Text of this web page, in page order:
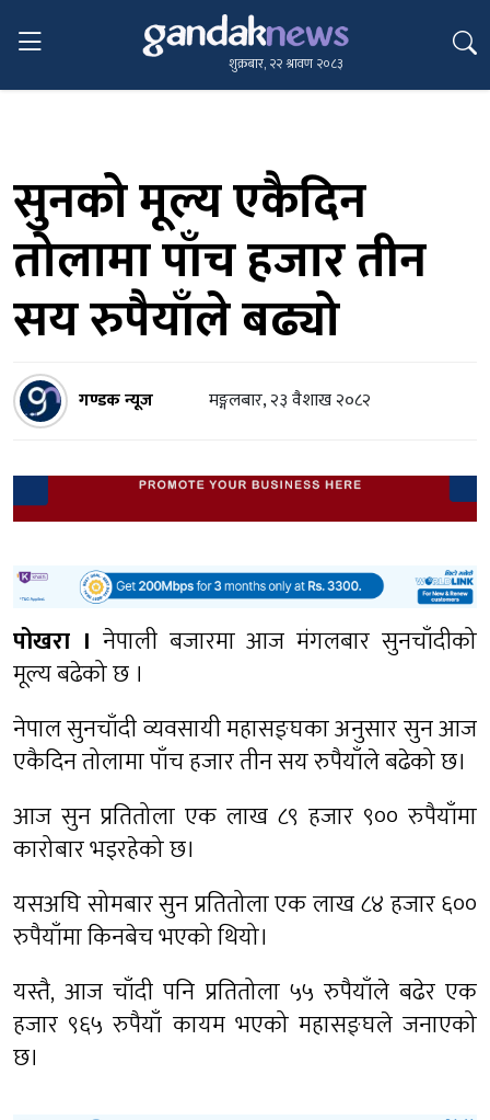
शुक्रबार, २२ श्रावण २०८३
सुनको मूल्य एकैदिन
तोलामा पाँच हजार तीन
सय रुपैयाँले बढ्यो
गण्डक न्यूज मङ्गलबार, २३ वैशाख २०८२
पोखरा । नेपाली बजारमा आज मंगलबार सुनचाँदीको
मूल्य बढेको छ ।
नेपाल सुनचाँदी व्यवसायी महासङ्घका अनुसार सुन आज
एकैदिन तोलामा पाँच हजार तीन सय रुपैयाँले बढेको छ।
आज सुन प्रतितोला एक लाख ८९ हजार ९०० रुपैयाँमा
कारोबार भइरहेको छ।
यसअघि सोमबार सुन प्रतितोला एक लाख ८४ हजार ६००
रुपैयाँमा किनबेच भएको थियो।
यस्तै, आज चाँदी पनि प्रतितोला ५५ रुपैयाँले बढेर एक
हजार ९६५ रुपैयाँ कायम भएको महासङ्घले जनाएको
छ।